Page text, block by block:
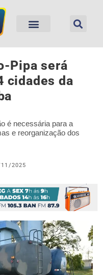
Pipa será
cidades da
é necessária para a
e reorganização dos
11/2025